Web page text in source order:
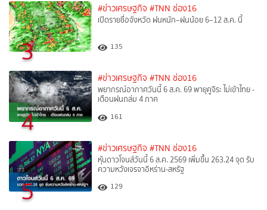
3
#ข่าวเศรษฐกิจ #TNN ช่อง16
เปิดรายชื่อจังหวัด ฝนหนัก–ฝนน้อย 6–12 ส.ค. นี้
135
4
#ข่าวเศรษฐกิจ #TNN ช่อง16
พยากรณ์อากาศวันนี้ 6 ส.ค. 69 พายุคูจิระ ไม่เข้าไทย -
เตือนฝนถล่ม 4 ภาค
161
5
#ข่าวเศรษฐกิจ #TNN ช่อง16
หุ้นดาวโจนส์วันนี้ 6 ส.ค. 2569 เพิ่มขึ้น 263.24 จุด รับ
ความหวังเจรจาอิหร่าน-สหรัฐ
129